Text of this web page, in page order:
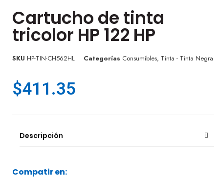
Cartucho de tinta
tricolor HP 122 HP
SKU HP-TIN-CH562HL Categorías Consumibles, Tinta - Tinta Negra
$411.35
Descripción
Compatir en: